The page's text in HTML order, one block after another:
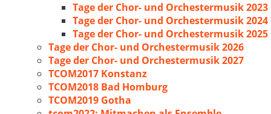
Tage der Chor- und Orchestermusik 2023
Tage der Chor- und Orchestermusik 2024
Tage der Chor- und Orchestermusik 2025
Tage der Chor- und Orchestermusik 2026
Tage der Chor- und Orchestermusik 2027
TCOM2017 Konstanz
TCOM2018 Bad Homburg
TCOM2019 Gotha